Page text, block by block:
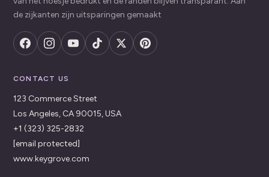
de zijkanten zijn uitsparingen gemaakt
CONTACT US
123 Commerce Street
Los Angeles, CA 90015, USA
+1 (323) 325-2832
[email protected]
www.keygrove.com